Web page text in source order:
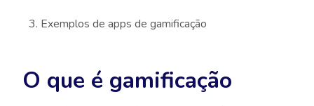
Exemplos de apps de gamificação
O que é gamificação